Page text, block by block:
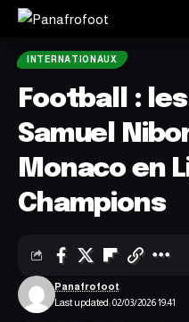
INTERNATIONAUX
Football :
Samuel
Monaco en
Champions
Last updated: 02/03/2026 19:41
Panafrofoot